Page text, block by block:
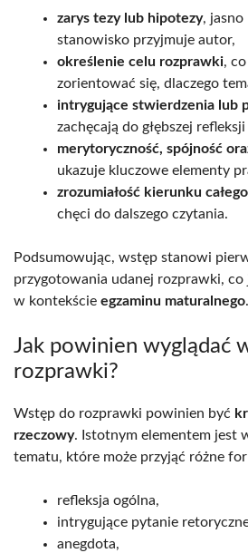
zarys tezy lub hipotezy, jasno
stanowisko przyjmuje autor,
określenie celu rozprawki,
zorientować się, dlaczego
intrygujące stwierdzenia lub
zachęcają do głębszej
merytoryczność, spójność
ukazuje kluczowe elementy
zrozumiałość kierunku
chęci do dalszego czytania.
Podsumowując, wstęp stanowi
przygotowania udanej rozprawki, co
w kontekście egzaminu maturalnego.
Jak powinien wyglądać
rozprawki?
Wstęp do rozprawki powinien być
rzeczowy. Istotnym elementem jest
tematu, które może przyjąć różne
refleksja ogólna,
intrygujące pytanie
anegdota,